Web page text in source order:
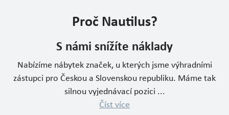
Proč Nautilus?
S námi snížíte náklady
Nabízíme nábytek značek, u kterých jsme výhradními
zástupci pro Českou a Slovenskou republiku. Máme tak
silnou vyjednávací pozici ...
Číst více